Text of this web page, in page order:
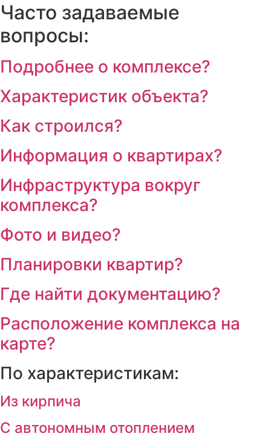
Часто задаваемые
вопросы:
Подробнее о комплексе?
Характеристик объекта?
Как строился?
Информация о квартирах?
Инфраструктура вокруг
комплекса?
Фото и видео?
Планировки квартир?
Где найти документацию?
Расположение комплекса на
карте?
По характеристикам:
Из кирпича
С автономным отоплением